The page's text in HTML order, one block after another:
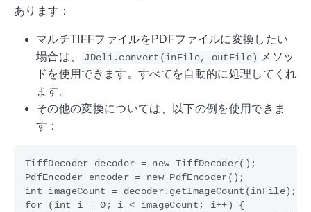
あります：
マルチTIFFファイルをPDFファイルに変換したい
場合は、
JDeli.convert(inFile, outFile)
メソッ
ドを使用できます。すべてを自動的に処理してくれ
ます。
その他の変換については、以下の例を使用できま
す：
TiffDecoder decoder = new TiffDecoder();
PdfEncoder encoder = new PdfEncoder();
int imageCount = decoder.getImageCount(inFile);
for (int i = 0; i < imageCount; i++) {